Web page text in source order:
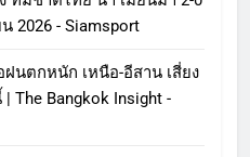
2026 - Siamsport
นตกหนัก เหนือ-อีสาน เสี่ยง
The Bangkok Insight -